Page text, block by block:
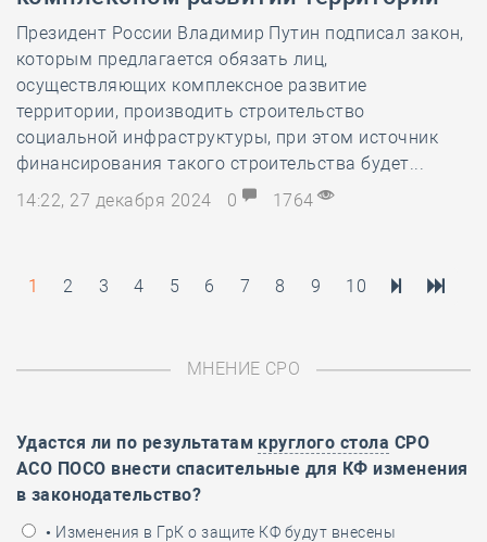
Президент России Владимир Путин подписал закон,
которым предлагается обязать лиц,
осуществляющих комплексное развитие
территории, производить строительство
социальной инфраструктуры, при этом источник
финансирования такого строительства будет...
14:22, 27 декабря 2024
0 1764
1 2 3 4 5 6 7 8 9 10
МНЕНИЕ СРО
Удастся ли по результатам круглого стола СРО
АСО ПОСО внести спасительные для КФ изменения
в законодательство?
• Изменения в ГрК о защите КФ будут внесены